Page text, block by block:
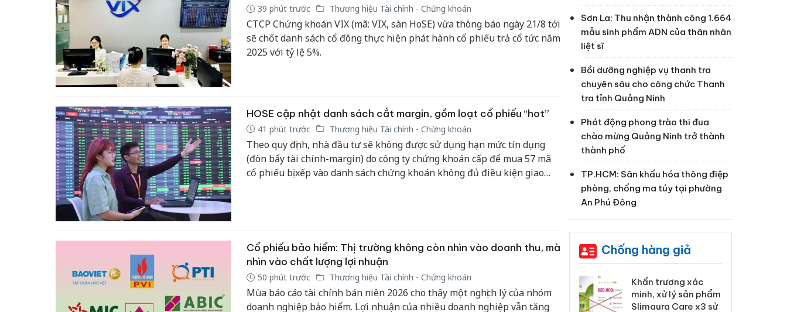
39 phút trước Thương hiệu Tài chính - Chứng khoán
CTCP Chứng khoán VIX (mã: VIX, sàn HoSE) vừa thông báo ngày 21/8 tới
sẽ chốt danh sách cổ đông thực hiện phát hành cổ phiếu trả cổ tức năm
2025 với tỷ lệ 5%.
HOSE cập nhật danh sách cắt margin, gồm loạt cổ phiếu “hot”
41 phút trước Thương hiệu Tài chính - Chứng khoán
Theo quy định, nhà đầu tư sẽ không được sử dụng hạn mức tín dụng
(đòn bẩy tài chính-margin) do công ty chứng khoán cấp để mua 57 mã
cổ phiếu bị xếp vào danh sách chứng khoán không đủ điều kiện giao
Cổ phiếu bảo hiểm: Thị trường không còn nhìn vào doanh thu, mà
nhìn vào chất lượng lợi nhuận
50 phút trước Thương hiệu Tài chính - Chứng khoán
Mùa báo cáo tài chính bán niên 2026 cho thấy một nghịch lý của nhóm
doanh nghiệp bảo hiểm. Lợi nhuận của nhiều doanh nghiệp vẫn tăng
Sơn La: Thu nhận thành công 1.664
mẫu sinh phẩm ADN của thân nhân
liệt sĩ
Bồi dưỡng nghiệp vụ thanh tra
chuyên sâu cho công chức Thanh
tra tỉnh Quảng Ninh
Phát động phong trào thi đua
chào mừng Quảng Ninh trở thành
thành phố
TP.HCM: Sân khấu hóa thông điệp
phòng, chống ma túy tại phường
An Phú Đông
Chống hàng giả
công khai hàng ngàn
sản phẩm nhập lậu,
Khẩn trương xác
minh, xử lý sản phẩm
Slimaura Care x3 sử